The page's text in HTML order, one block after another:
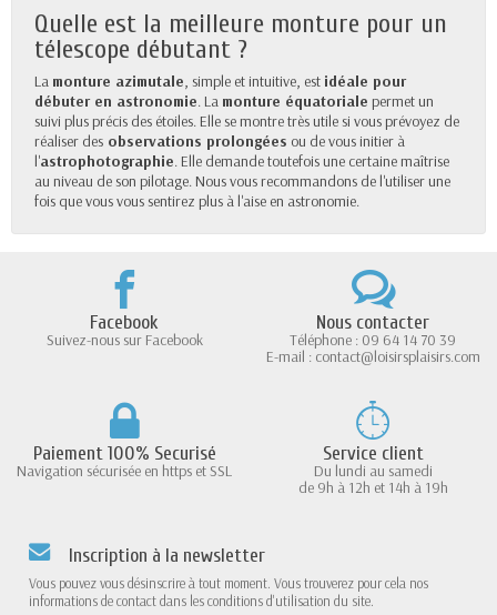
Quelle est la meilleure monture pour un
télescope débutant ?
La monture azimutale, simple et intuitive, est idéale pour
débuter en astronomie. La monture équatoriale permet un
suivi plus précis des étoiles. Elle se montre très utile si vous prévoyez de
réaliser des observations prolongées ou de vous initier à
l'astrophotographie. Elle demande toutefois une certaine maîtrise
au niveau de son pilotage. Nous vous recommandons de l'utiliser une
fois que vous vous sentirez plus à l'aise en astronomie.
Facebook
Suivez-nous sur Facebook
Nous contacter
Téléphone : 09 64 14 70 39
E-mail : contact@loisirsplaisirs.com
Paiement 100% Securisé
Navigation sécurisée en https et SSL
Service client
Du lundi au samedi
de 9h à 12h et 14h à 19h
Inscription à la newsletter
Vous pouvez vous désinscrire à tout moment. Vous trouverez pour cela nos
informations de contact dans les conditions d'utilisation du site.